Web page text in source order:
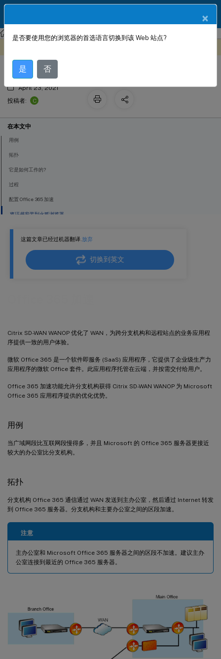
Citrix SD-WAN WANOP Citrix SD-WAN WANOP 11.3
这篇文章已经过机器翻译.放弃
切换到英文
Citrix SD-WAN WANOP 优化了 WAN，为跨分支机构和远程站点的业务应用程
序提供一致的用户体验。
微软 Office 365 是一个软件即服务 (SaaS) 应用程序，它提供了企业级生产力
应用程序的微软 Office 套件。此应用程序托管在云端，并按需交付给用户。
Office 365 加速功能允许分支机构获得 Citrix SD-WAN WANOP 为 Microsoft
Office 365 应用程序提供的优化优势。
用例
当广域网段比互联网段慢得多，并且 Microsoft 的 Office 365 服务器更接近
较大的办公室比分支机构。
拓扑
分支机构 Office 365 通信通过 WAN 发送到主办公室，然后通过 Internet 转发
到 Office 365 服务器。分支机构和主要办公室之间的区段加速。
注意
主办公室和 Microsoft Office 365 服务器之间的区段不加速。建议主办
公室连接到最近的 Office 365 服务器。
Office 365 加速
April 23, 2021
投稿者:
C
在本文中
用例
拓扑
它是如何工作的?
过程
配置 Office 365 加速
将证书安装到火狐浏览器
×
是否要使用您的浏览器的首选语言切换到该 Web 站点?
是 否